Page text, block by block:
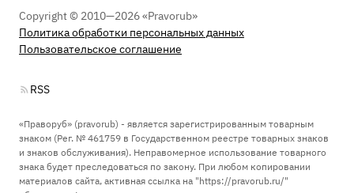
Copyright © 2010—2026 «Pravorub»
Политика обработки персональных данных
Пользовательское соглашение
RSS
«Праворуб» (pravorub) - является зарегистрированным товарным
знаком (Рег. № 461759 в Государственном реестре товарных знаков
и знаков обслуживания). Неправомерное использование товарного
знака будет преследоваться по закону. При любом копировании
материалов сайта, активная ссылка на "https://pravorub.ru/"